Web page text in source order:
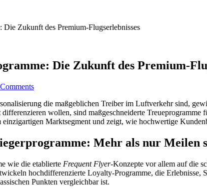
Zukunft des Premium-Flugserlebnisses
Die Zukunft des Premium-
die maßgeblichen Treiber im Luftverkehr sind,
wollen, sind maßgeschneiderte
Marktsegment und zeigt, wie hochwertige
Mehr als nur Meilen
wie die etablierte Frequent Flyer-Konzepte vor allem auf die
hochdifferenzierte Loyalty-Programme, die
Punkten vergleichbar ist.